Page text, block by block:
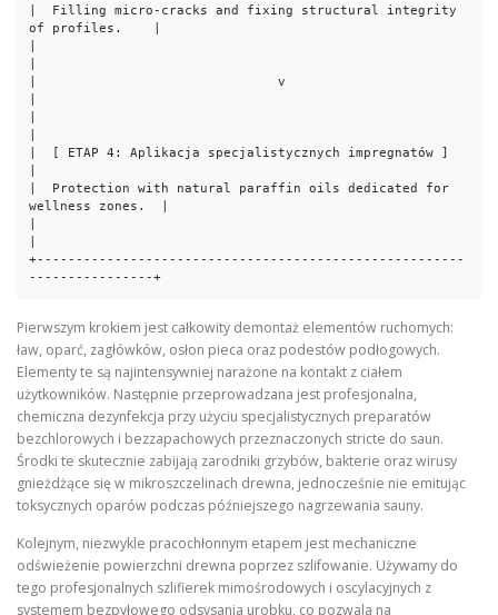
|  Filling micro-cracks and fixing structural integrity
of profiles.    |
|                               v
|  [ ETAP 4: Aplikacja specjalistycznych impregnatów ]
|  Protection with natural paraffin oils dedicated for
wellness zones.  |
+-------------------------------------------------------
Pierwszym krokiem jest całkowity demontaż elementów ruchomych:
ław, oparć, zagłówków, osłon pieca oraz podestów podłogowych.
Elementy te są najintensywniej narażone na kontakt z ciałem
użytkowników. Następnie przeprowadzana jest profesjonalna,
chemiczna dezynfekcja przy użyciu specjalistycznych preparatów
bezchlorowych i bezzapachowych przeznaczonych stricte do saun.
Środki te skutecznie zabijają zarodniki grzybów, bakterie oraz wirusy
gnieżdżące się w mikroszczelinach drewna, jednocześnie nie emitując
toksycznych oparów podczas późniejszego nagrzewania sauny.
Kolejnym, niezwykle pracochłonnym etapem jest mechaniczne
odświeżenie powierzchni drewna poprzez szlifowanie. Używamy do
tego profesjonalnych szlifierek mimośrodowych i oscylacyjnych z
systemem bezpyłowego odsysania urobku, co pozwala na